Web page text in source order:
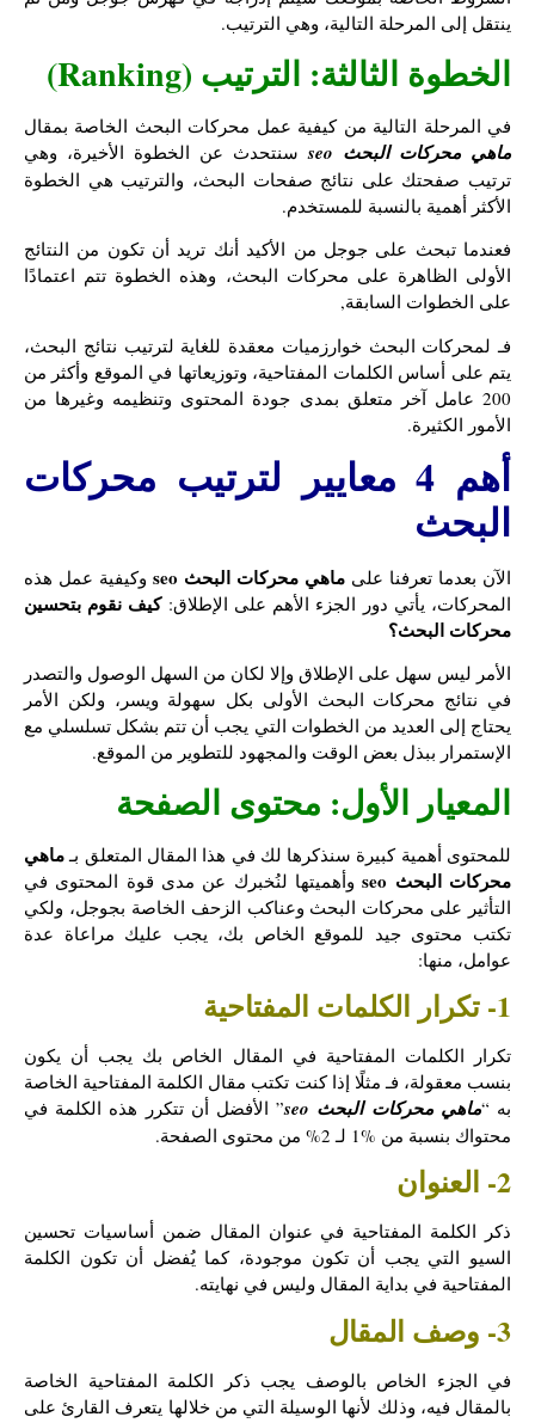
ينتقل إلى المرحلة التالية، وهي الترتيب.
الخطوة الثالثة: الترتيب (Ranking)
في المرحلة التالية من كيفية عمل محركات البحث الخاصة بمقال
ماهي محركات البحث seo
سنتحدث عن الخطوة الأخيرة، وهي
ترتيب صفحتك على نتائج صفحات البحث، والترتيب هي الخطوة
الأكثر أهمية بالنسبة للمستخدم.
فعندما تبحث على جوجل من الأكيد أنك تريد أن تكون من النتائج
الأولى الظاهرة على محركات البحث، وهذه الخطوة تتم اعتمادًا
على الخطوات السابقة,
فـ لمحركات البحث خوارزميات معقدة للغاية لترتيب نتائج البحث،
يتم على أساس الكلمات المفتاحية، وتوزيعاتها في الموقع وأكثر من
200 عامل آخر متعلق بمدى جودة المحتوى وتنظيمه وغيرها من
الأمور الكثيرة.
أهم 4 معايير لترتيب محركات
البحث
الآن بعدما تعرفنا على ماهي محركات البحث seo
وكيفية عمل هذه
المحركات، يأتي دور الجزء الأهم على الإطلاق:كيف نقوم بتحسين
محركات البحث؟
الأمر ليس سهل على الإطلاق وإلا لكان من السهل الوصول والتصدر
في نتائج محركات البحث الأولى بكل سهولة ويسر، ولكن الأمر
يحتاج إلى العديد من الخطوات التي يجب أن تتم بشكل تسلسلي مع
الإستمرار ببذل بعض الوقت والمجهود للتطوير من الموقع.
المعيار الأول: محتوى الصفحة
للمحتوى أهمية كبيرة سنذكرها لك في هذا المقال المتعلق بـ ماهي
محركات البحث seo
وأهميتها لنُخبرك عن مدى قوة المحتوى في
التأثير على محركات البحث وعناكب الزحف الخاصة بجوجل، ولكي
تكتب محتوى جيد للموقع الخاص بك، يجب عليك مراعاة عدة
عوامل، منها:
1- تكرار الكلمات المفتاحية
تكرار الكلمات المفتاحية في المقال الخاص بك يجب أن يكون
بنسب معقولة، فـ مثلًا إذا كنت تكتب مقال الكلمة المفتاحية الخاصة
به “ماهي محركات البحث seo
” الأفضل أن تتكرر هذه الكلمة في
محتواك بنسبة من %1 لـ 2% من محتوى الصفحة.
2- العنوان
ذكر الكلمة المفتاحية في عنوان المقال ضمن أساسيات تحسين
السيو التي يجب أن تكون موجودة، كما يُفضل أن تكون الكلمة
المفتاحية في بداية المقال وليس في نهايته.
3- وصف المقال
في الجزء الخاص بالوصف يجب ذكر الكلمة المفتاحية الخاصة
بالمقال فيه، وذلك لأنها الوسيلة التي من خلالها يتعرف القارئ على